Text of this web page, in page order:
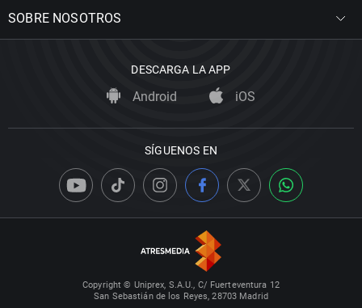
SOBRE NOSOTROS
DESCARGA LA APP
Android iOS
SÍGUENOS EN
Copyright © Uniprex, S.A.U., C/ Fuerteventura 12
San Sebastián de los Reyes, 28703 Madrid